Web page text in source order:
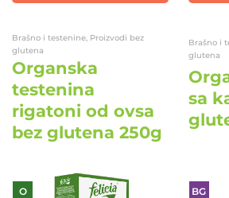
Brašno i testenine, Proizvodi bez
glutena
Organska
testenina
rigatoni od ovsa
bez glutena 250g
O
Brašno i
glutena
sa
BG